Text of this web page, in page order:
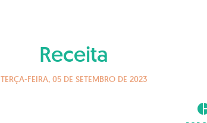
Receita
TERÇA-FEIRA, 05 DE SETEMBRO DE 2023